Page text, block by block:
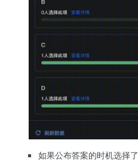
如果公布答案的时机选择了